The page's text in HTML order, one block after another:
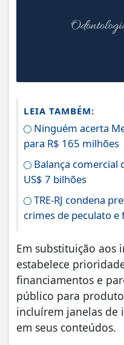
LEIA TAMBÉM:
Ninguém acerta
para R$ 165 milhões
Balança comercial
US$ 7 bilhões
TRE-RJ condena
crimes de peculato e
Em substituição aos
estabelece
financiamentos e
público para
incluírem janelas de
em seus conteúdos.